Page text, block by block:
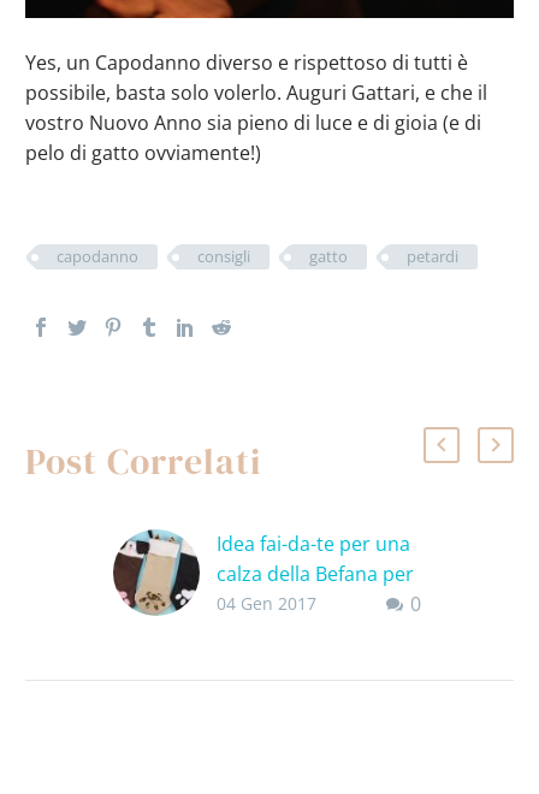
Yes, un Capodanno diverso e rispettoso di tutti è
possibile, basta solo volerlo. Auguri Gattari, e che il
vostro Nuovo Anno sia pieno di luce e di gioia (e di
pelo di gatto ovviamente!)
capodanno consigli gatto petardi
Post Correlati
Idea fai-da-te per una
calza della Befana per
gatti
0
04 Gen 2017